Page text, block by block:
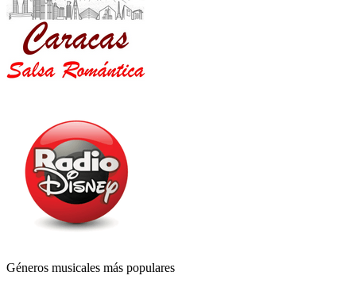
Géneros musicales más populares